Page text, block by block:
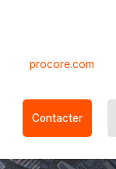
procore.com
Contacter